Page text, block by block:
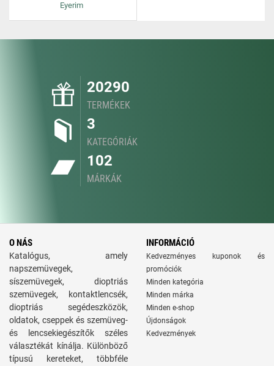
Eyerim
20290
TERMÉKEK
3
KATEGÓRIÁK
102
MÁRKÁK
O NÁS
Katalógus, amely
napszemüvegek,
síszemüvegek, dioptriás
szemüvegek, kontaktlencsék,
dioptriás segédeszközök,
oldatok, cseppek és szemüveg-
és lencsekiegészítők széles
választékát kínálja. Különböző
típusú kereteket, többféle
INFORMÁCIÓ
Kedvezményes kuponok és
promóciók
Minden kategória
Minden márka
Minden e-shop
Újdonságok
Kedvezmények